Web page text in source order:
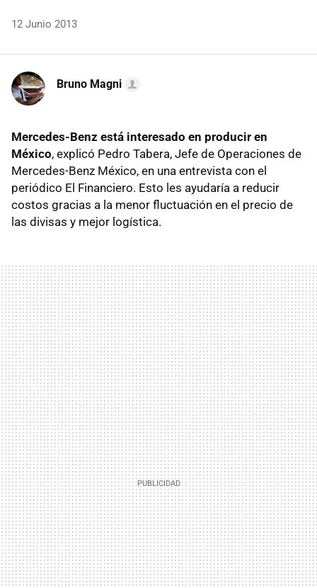
12 Junio 2013
Bruno Magni
Mercedes-Benz está interesado en producir en
México, explicó Pedro Tabera, Jefe de Operaciones de
Mercedes-Benz México, en una entrevista con el
periódico El Financiero. Esto les ayudaría a reducir
costos gracias a la menor fluctuación en el precio de
las divisas y mejor logística.